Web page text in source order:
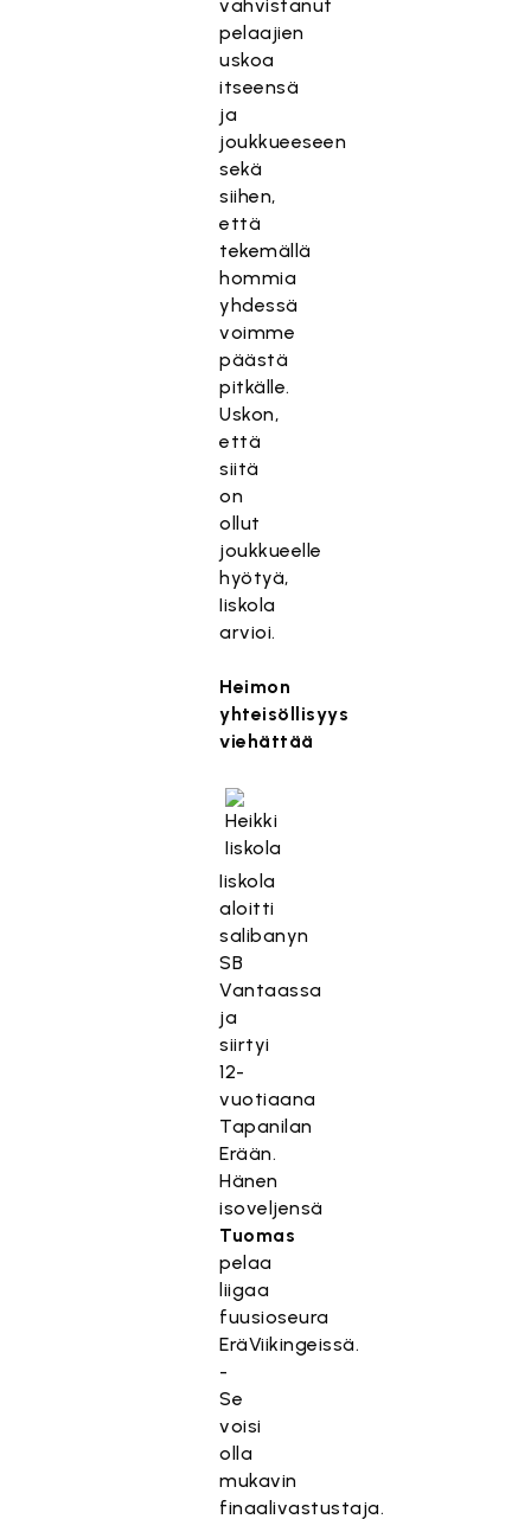
vahvistanut
pelaajien
uskoa
itseensä
ja
joukkueeseen
sekä
siihen,
että
tekemällä
hommia
yhdessä
voimme
päästä
pitkälle.
Uskon,
että
siitä
on
ollut
joukkueelle
hyötyä,
Iiskola
arvioi.
Heimon
yhteisöllisyys
viehättää
Iiskola
aloitti
salibanyn
SB
Vantaassa
ja
siirtyi
12-
vuotiaana
Tapanilan
Erään.
Hänen
isoveljensä
Tuomas
pelaa
liigaa
fuusioseura
EräViikingeissä.
-
Se
voisi
olla
mukavin
finaalivastustaja.